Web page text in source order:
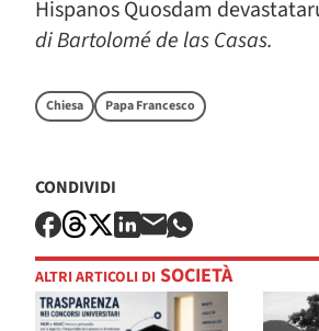
Hispanos Quosdam
di Bartolomé de las Casas.
Chiesa Papa Francesco
CONDIVIDI
ALTRI ARTICOLI DI SOCIETÀ